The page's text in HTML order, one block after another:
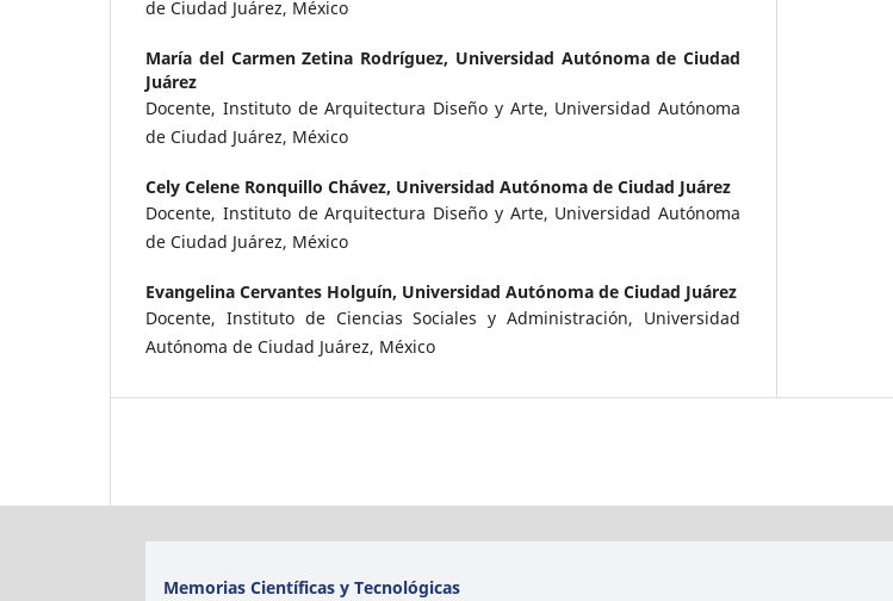
de Ciudad Juárez, México
María del Carmen Zetina Rodríguez, Universidad Autónoma de Ciudad
Juárez
Docente, Instituto de Arquitectura Diseño y Arte, Universidad Autónoma
de Ciudad Juárez, México
Cely Celene Ronquillo Chávez, Universidad Autónoma de Ciudad Juárez
Docente, Instituto de Arquitectura Diseño y Arte, Universidad Autónoma
de Ciudad Juárez, México
Evangelina Cervantes Holguín, Universidad Autónoma de Ciudad Juárez
Docente, Instituto de Ciencias Sociales y Administración, Universidad
Autónoma de Ciudad Juárez, México
Memorias Científicas y Tecnológicas